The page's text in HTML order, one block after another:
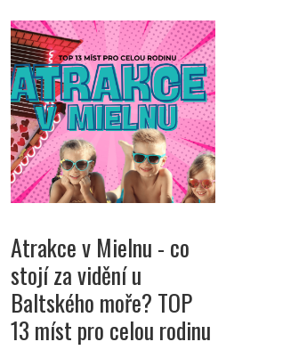
Atrakce v Mielnu - co
stojí za vidění u
Baltského moře? TOP
13 míst pro celou rodinu